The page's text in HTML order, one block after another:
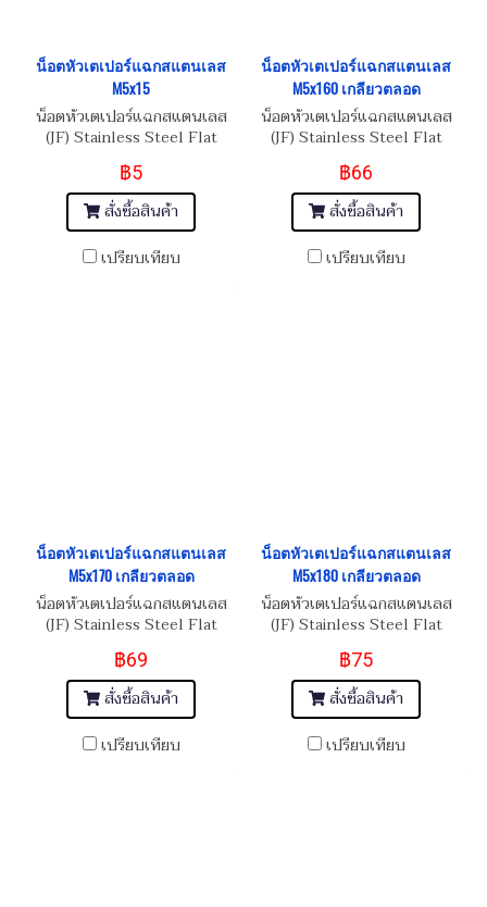
น็อตหัวเตเปอร์แฉกสแตนเลส
M5x15
น็อตหัวเตเปอร์แฉกสแตนเลส
(JF) Stainless Steel Flat
M5x0.8x15
฿5
สั่งซื้อสินค้า
เปรียบเทียบ
น็อตหัวเตเปอร์แฉกสแตนเลส
M5x160 เกลียวตลอด
น็อตหัวเตเปอร์แฉกสแตนเลส
(JF) Stainless Steel Flat
M5x0.8x160
฿66
สั่งซื้อสินค้า
เปรียบเทียบ
น็อตหัวเตเปอร์แฉกสแตนเลส
M5x170 เกลียวตลอด
น็อตหัวเตเปอร์แฉกสแตนเลส
(JF) Stainless Steel Flat
Phillip Taper Head Screw
M5x0.8x170
฿69
สั่งซื้อสินค้า
เปรียบเทียบ
น็อตหัวเตเปอร์แฉกสแตนเลส
M5x180 เกลียวตลอด
น็อตหัวเตเปอร์แฉกสแตนเลส
(JF) Stainless Steel Flat
Phillip Taper Head Screw
M5x0.8x180
฿75
สั่งซื้อสินค้า
เปรียบเทียบ